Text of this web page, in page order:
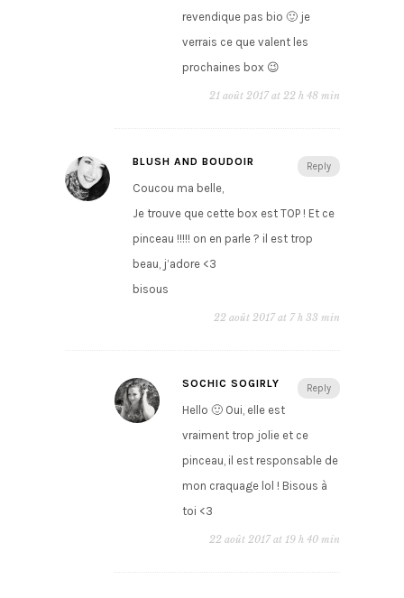
revendique pas bio 🙂 je
verrais ce que valent les
prochaines box 😉
21 août 2017 at 22 h 48 min
Reply
BLUSH AND BOUDOIR
Coucou ma belle,
Je trouve que cette box est TOP ! Et ce
pinceau !!!!! on en parle ? il est trop
beau, j’adore <3
bisous
22 août 2017 at 7 h 33 min
Reply
SOCHIC SOGIRLY
Hello 🙂 Oui, elle est
vraiment trop jolie et ce
pinceau, il est responsable de
mon craquage lol ! Bisous à
toi <3
22 août 2017 at 19 h 40 min